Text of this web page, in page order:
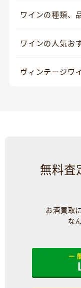
ワインの種類、
ワインの人気お
ヴィンテージワ
無料査
お酒買取
な